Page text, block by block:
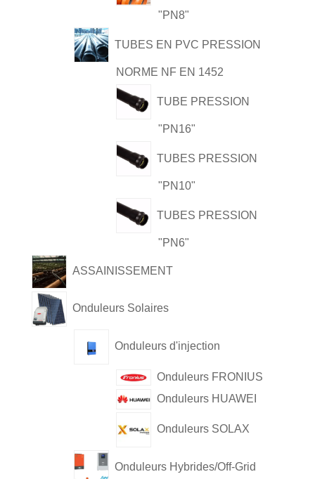
"PN8"
TUBES EN PVC PRESSION
NORME NF EN 1452
TUBE PRESSION
"PN16"
TUBES PRESSION
"PN10"
TUBES PRESSION
"PN6"
ASSAINISSEMENT
Onduleurs Solaires
Onduleurs d'injection
Onduleurs FRONIUS
Onduleurs HUAWEI
Onduleurs SOLAX
Onduleurs Hybrides/Off-Grid